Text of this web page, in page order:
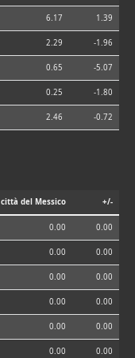
6.17 1.39
2.29 -1.96
0.65 -5.07
0.25 -1.80
2.46 -0.72
città del Messico +/-
0.00 0.00
0.00 0.00
0.00 0.00
0.00 0.00
0.00 0.00
0.00 0.00